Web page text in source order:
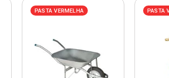
PASTA VERMELHA PASTA